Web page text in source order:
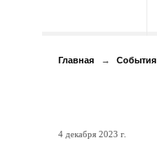
Главная → События
4 декабря 2023 г.